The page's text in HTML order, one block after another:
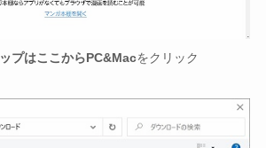
プはここからPC&Macをクリック